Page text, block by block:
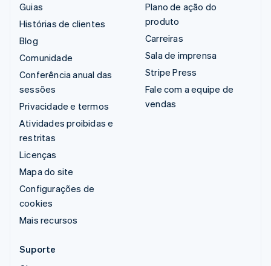
Guias
Histórias de clientes
Blog
Comunidade
Conferência anual das
sessões
Privacidade e termos
Atividades proibidas e
restritas
Licenças
Mapa do site
Configurações de
cookies
Mais recursos
Plano de ação do
produto
Carreiras
Sala de imprensa
Stripe Press
Fale com a equipe de
vendas
Suporte